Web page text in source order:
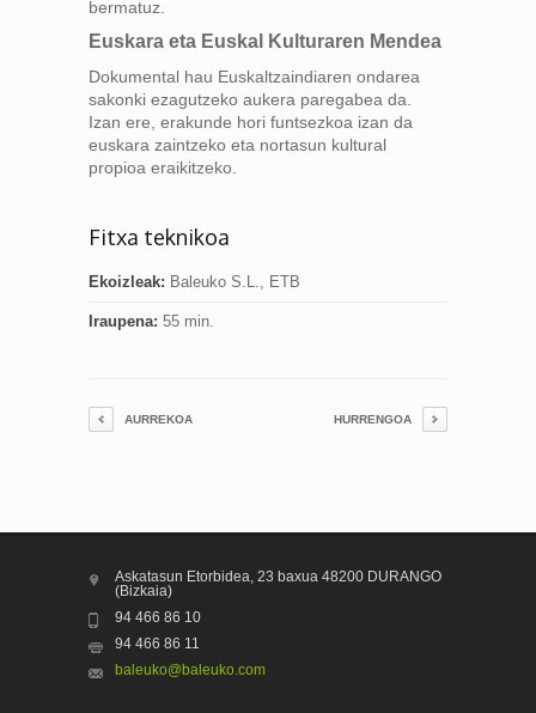
bermatuz.
Euskara eta Euskal Kulturaren Mendea
Dokumental hau Euskaltzaindiaren ondarea
sakonki ezagutzeko aukera paregabea da.
Izan ere, erakunde hori funtsezkoa izan da
euskara zaintzeko eta nortasun kultural
propioa eraikitzeko.
Fitxa teknikoa
Ekoizleak: Baleuko S.L., ETB
Iraupena: 55 min.
AURREKOA HURRENGOA
Askatasun Etorbidea, 23 baxua 48200 DURANGO
(Bizkaia)
94 466 86 10
94 466 86 11
baleuko@baleuko.com